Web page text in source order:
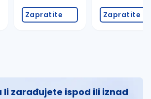
Zapratite Zapratite
li zarađujete ispod ili iznad